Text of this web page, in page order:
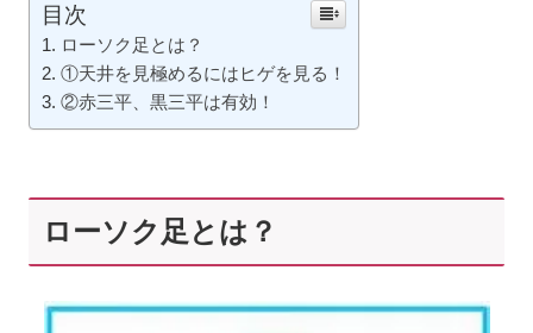
目次
ローソク足とは？
①天井を見極めるにはヒゲを見る！
②赤三平、黒三平は有効！
ローソク足とは？